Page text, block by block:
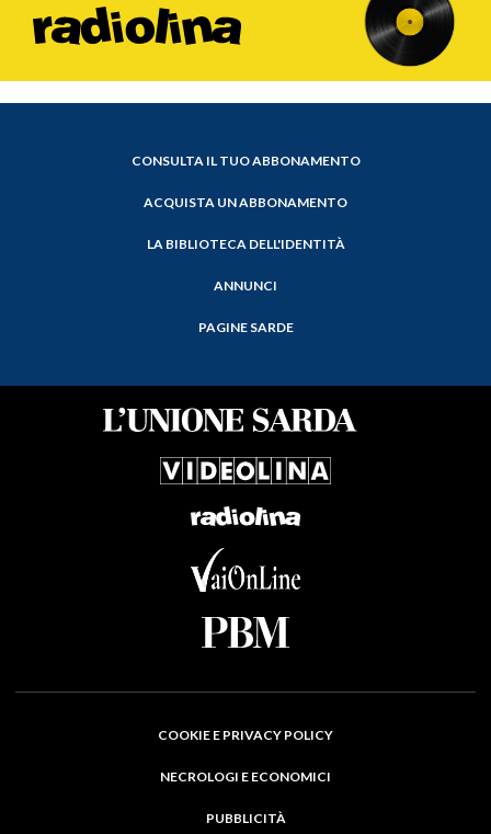
CONSULTA IL TUO ABBONAMENTO
ACQUISTA UN ABBONAMENTO
LA BIBLIOTECA DELL'IDENTITÀ
ANNUNCI
PAGINE SARDE
COOKIE E PRIVACY POLICY
NECROLOGI E ECONOMICI
PUBBLICITÀ